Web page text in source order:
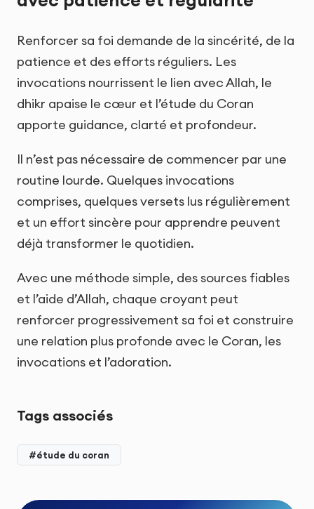
Renforcer sa foi demande de la sincérité, de la
patience et des efforts réguliers. Les
invocations nourrissent le lien avec Allah, le
dhikr apaise le cœur et l’étude du Coran
apporte guidance, clarté et profondeur.
Il n’est pas nécessaire de commencer par une
routine lourde. Quelques invocations
comprises, quelques versets lus régulièrement
et un effort sincère pour apprendre peuvent
déjà transformer le quotidien.
Avec une méthode simple, des sources fiables
et l’aide d’Allah, chaque croyant peut
renforcer progressivement sa foi et construire
une relation plus profonde avec le Coran, les
invocations et l’adoration.
Tags associés
#étude du coran